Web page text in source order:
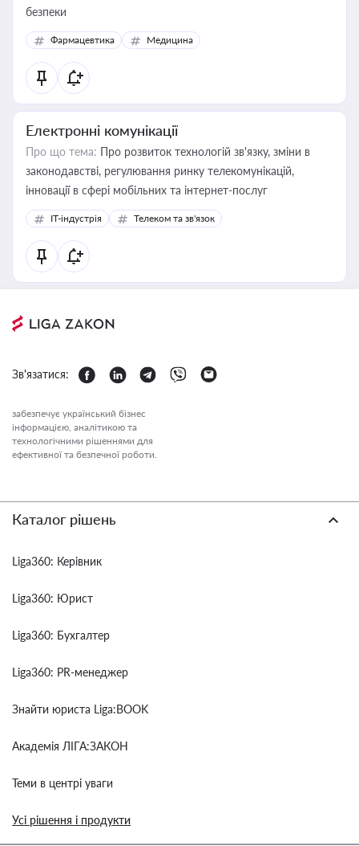
безпеки
Фармацевтика Медицина
Електронні комунікації
Про що тема: Про розвиток технологій зв'язку, зміни в
законодавстві, регулювання ринку телекомунікацій,
інновації в сфері мобільних та інтернет-послуг
IT-індустрія Телеком та зв'язок
Зв'язатися:
забезпечує український бізнес
інформацією, аналітикою та
технологічними рішеннями для
ефективної та безпечної роботи.
Каталог рішень
Liga360: Керівник
Liga360: Юрист
Liga360: Бухгалтер
Liga360: PR-менеджер
Знайти юриста Liga:BOOK
Академія ЛІГА:ЗАКОН
Теми в центрі уваги
Усі рішення і продукти